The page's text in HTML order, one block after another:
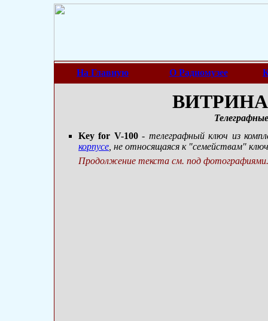
На Главную О Радиомузее
ВИТРИНА
Key for V-100 - телеграфный ключ из
корпусе , не относящаяся к "семействам"
Продолжение текста см. под